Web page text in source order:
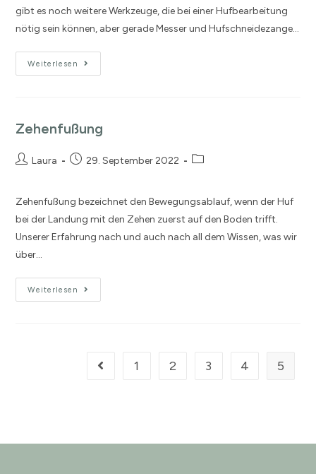
gibt es noch weitere Werkzeuge, die bei einer Hufbearbeitung
nötig sein können, aber gerade Messer und Hufschneidezange…
Weiterlesen
Zehenfußung
Laura 29. September 2022
Zehenfußung bezeichnet den Bewegungsablauf, wenn der Huf
bei der Landung mit den Zehen zuerst auf den Boden trifft.
Unserer Erfahrung nach und auch nach all dem Wissen, was wir
über…
Weiterlesen
1 2 3 4 5